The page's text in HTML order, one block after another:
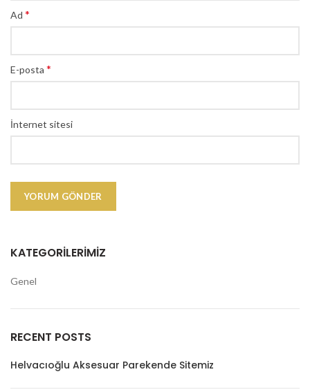
Ad *
E-posta *
İnternet sitesi
KATEGORILERIMIZ
Genel
RECENT POSTS
Helvacıoğlu Aksesuar Parekende Sitemiz